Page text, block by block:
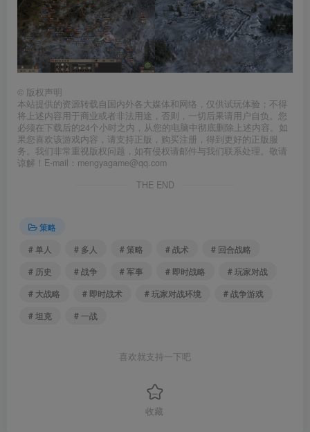
© 版权声明
本站提供的资源转载自国内外各大媒体和网络，仅供试玩体验；不得
将上述内容用于商业或者非法用途，否则，一切后果请用户自负。您
必须在下载后的24个小时之内，从您的电脑中彻底删除上述内容。如
果您喜欢该游戏内容，请支持正版，购买注册，得到更好的正版服
务。我们非常重视版权问题，如有侵权请邮件与我们联系处理。敬请
谅解！E-mail：mengyagame@qq.com
THE END
策略
# 单人
# 多人 # 策略 # 战术
# 回合战略
# 历史
# 战争 # 军事 # 即时战略
# 玩家对战
# 大战略
# 即时战术 # 玩家对战环境
# 战争游戏
# 坦克
# 一战
喜欢就支持一下吧
收藏